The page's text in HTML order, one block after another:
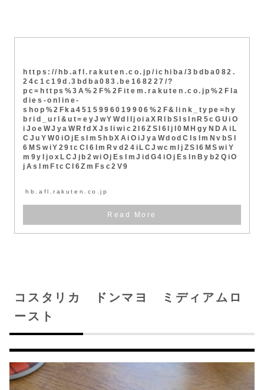
https://hb.afl.rakuten.co.jp/ichiba/3bdba082.
24c1c19d.3bdba083.be168227/?
pc=https%3A%2F%2Fitem.rakuten.co.jp%2Fla
dies-online-
shop%2Fka4515996019906%2F&link_type=hy
brid_url&ut=eyJwYWdlIjoiaXRlbSIsInR5cGUiO
iJoeWJyaWRfdXJsIiwic2l6ZSI6IjI0MHgyNDAiL
CJuYW0iOjEsIm5hbXAiOiJyaWdodCIsImNvbSI
6MSwiY29tcCI6ImRvd24iLCJwcmljZSI6MSwiY
m9yIjoxLCJjb2wiOjEsImJidG4iOjEsInByb2QiO
jAsImFtcCI6ZmFsc2V9
hb.afl.rakuten.co.jp
コスタリカ ドンマヨ ミディアムロ
ースト